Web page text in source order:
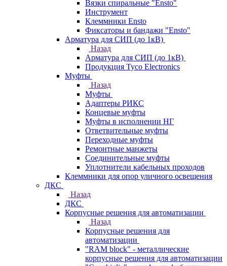
Вязки спиральные "Ensto"
Инструмент
Клеммники Ensto
Фиксаторы и бандажи "Ensto"
Арматура для СИП (до 1кВ)
Назад
Арматура для СИП (до 1кВ)
Продукция Tyco Electronics
Муфты
Назад
Муфты
Адаптеры РИКС
Концевые муфты
Муфты в исполнении НГ
Ответвительные муфты
Переходные муфты
Ремонтные манжеты
Соединительные муфты
Уплотнители кабельных проходов
Клеммники для опор уличного освещения
ДКС
Назад
ДКС
Корпусные решения для автоматизации
Назад
Корпусные решения для
автоматизации
"RAM block" - металлические
корпусные решения для автоматизации